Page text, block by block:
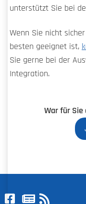
unterstützt Sie bei
Wenn Sie nicht
besten geeignet ist,
Sie gerne bei der
Integration.
War für Sie